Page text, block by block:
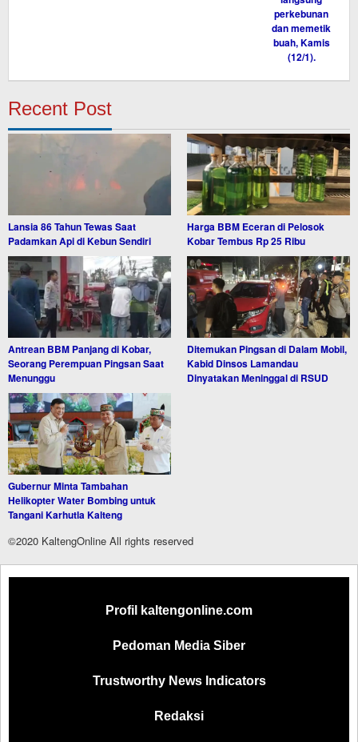
Recent Post
Lansia 86 Tahun Tewas Saat
Padamkan Api di Kebun Sendiri
Harga BBM Eceran di Pelosok
Kobar Tembus Rp 25 Ribu
Antrean BBM Panjang di Kobar,
Seorang Perempuan Pingsan Saat
Menunggu
Ditemukan Pingsan di Dalam Mobil,
Kabid Dinsos Lamandau
Dinyatakan Meninggal di RSUD
Gubernur Minta Tambahan
Helikopter Water Bombing untuk
Tangani Karhutla Kalteng
©2020 KaltengOnline All rights reserved
Profil kaltengonline.com
Pedoman Media Siber
Trustworthy News Indicators
Redaksi